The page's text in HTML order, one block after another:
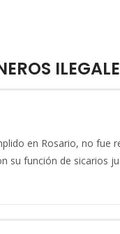
en Rosario, no fue
su función de sicarios